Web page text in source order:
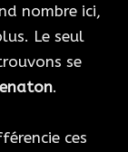
nombre ici,
Le seul
se
.
ces